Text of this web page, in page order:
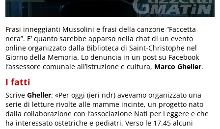
Frasi inneggianti Mussolini e frasi della canzone “Faccetta
nera”. E’ quanto sarebbe apparso nella chat di un evento
online organizzato dalla Biblioteca di Saint-Christophe nel
Giorno della Memoria. Lo denuncia in un post su Facebook
l’assessore comunale all’Istruzione e cultura, Marco Gheller.
I fatti
ScriveGheller: «Per oggi (ieri ndr) avevamo organizzato una
serie di letture rivolte alle mamme incinte, un progetto nato
dalla collaborazione con l’associazione Nati per Leggere e che
ha interessato ostetriche e pediatri. Verso le 17.45 alcuni